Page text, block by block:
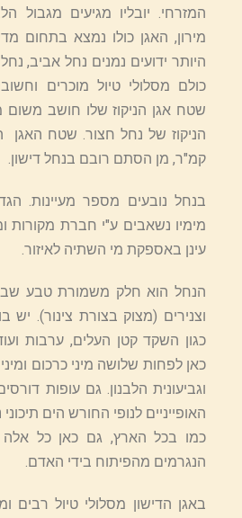
המזרחי. יובליו מגיעים מגבול
מירון, האגן כולו נמצא בתחום
היותר ידועים נמנים נחל אביב,
שטח אגן הניקוז שלו חושב
קמ"ר, מן הסתם רובם בנחל דישון.
בנחל נובעים מספר מעיינות.
מימיו נשאבים ע"י חברת מקורות
עינן באספקת מי השתיה לאיזור.
הנחל הוא חלק משמורת טבע שבה
וצנירים (מצוק בצורת צינור). יש
כגון השקד קטן העלים, ערבות
כאן לפחות שלושה מיני כרכום
וגביעונית הלבנון. גם עופות
האופייניים לנופי החורש הים
כמו בכל הארץ, גם כאן כל אלה
הנגרמים מהפיתוח בידי האדם.
באגן הדישון מסלולי טיול רבים